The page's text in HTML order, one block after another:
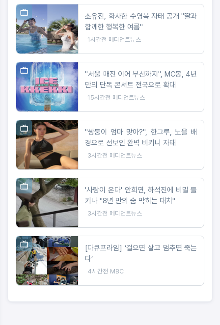
소유진, 화사한 수영복 자태 공개 "딸과
함께한 행복한 여름"
1시간전 메디먼트뉴스
"서울 매진 이어 부산까지", MC몽, 4년
만의 단독 콘서트 전국으로 확대
15시간전 메디먼트뉴스
"쌍둥이 엄마 맞아?", 한그루, 노을 배
경으로 선보인 완벽 비키니 자태
3시간전 메디먼트뉴스
'사랑이 온다' 안희연, 하석진에 비밀 들
키나 "8년 만의 숨 막히는 대치"
3시간전 메디먼트뉴스
[다큐프라임] ‘걸으면 살고 멈추면 죽는
다’
4시간전 MBC